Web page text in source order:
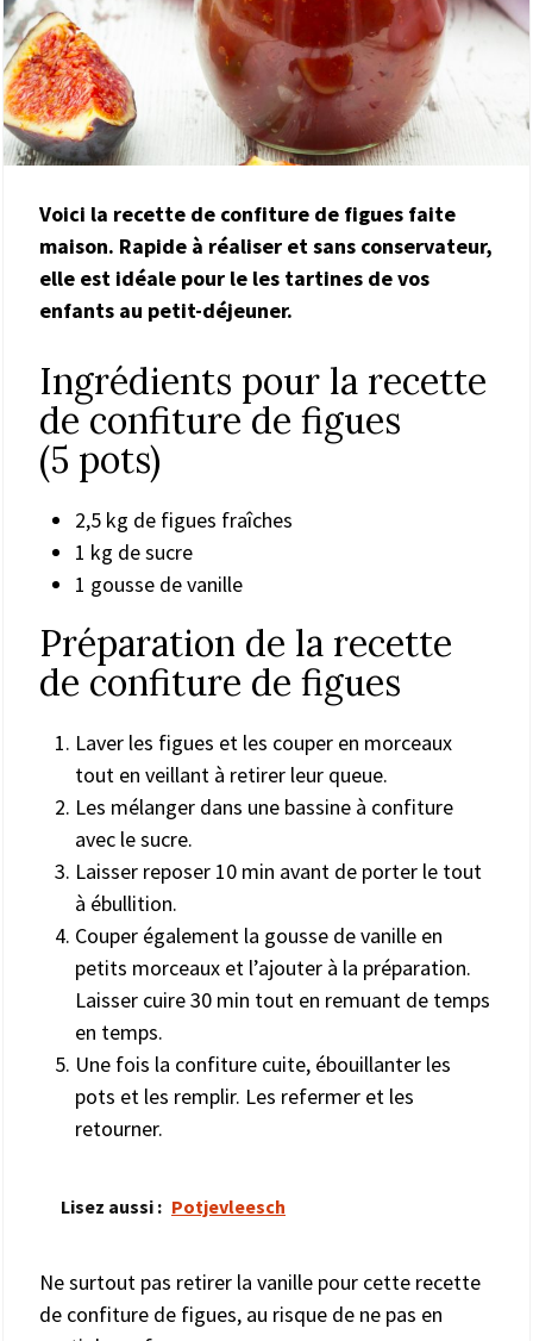
Voici la recette de confiture de figues faite
maison. Rapide à réaliser et sans conservateur,
elle est idéale pour le les tartines de vos
enfants au petit-déjeuner.
Ingrédients pour la recette
de confiture de figues
(5 pots)
2,5 kg de figues fraîches
1 kg de sucre
1 gousse de vanille
Préparation de la recette
de confiture de figues
Laver les figues et les couper en morceaux
tout en veillant à retirer leur queue.
Les mélanger dans une bassine à confiture
avec le sucre.
Laisser reposer 10 min avant de porter le tout
à ébullition.
Couper également la gousse de vanille en
petits morceaux et l’ajouter à la préparation.
Laisser cuire 30 min tout en remuant de temps
en temps.
Une fois la confiture cuite, ébouillanter les
pots et les remplir. Les refermer et les
retourner.
Lisez aussi : Potjevleesch
Ne surtout pas retirer la vanille pour cette recette
de confiture de figues, au risque de ne pas en